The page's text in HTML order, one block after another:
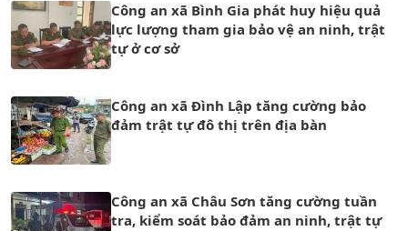
Công an xã Bình Gia phát huy hiệu quả
lực lượng tham gia bảo vệ an ninh, trật
tự ở cơ sở
Công an xã Đình Lập tăng cường bảo
đảm trật tự đô thị trên địa bàn
Công an xã Châu Sơn tăng cường tuần
tra, kiểm soát bảo đảm an ninh, trật tự